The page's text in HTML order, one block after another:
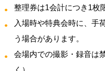
整理券は1会計につき1枚
入場時や特典会時に、手
う場合があります。
会場内での撮影・録音は